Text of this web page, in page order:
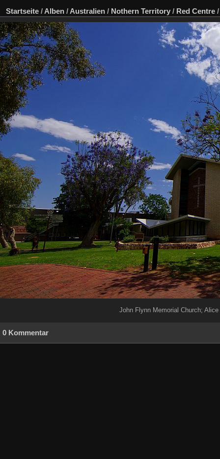
Startseite / Alben / Australien / Nothern Territory / Red Centre
John Flynn Memorial Church; Alice
0 Kommentar